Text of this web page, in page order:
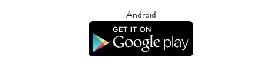
Android